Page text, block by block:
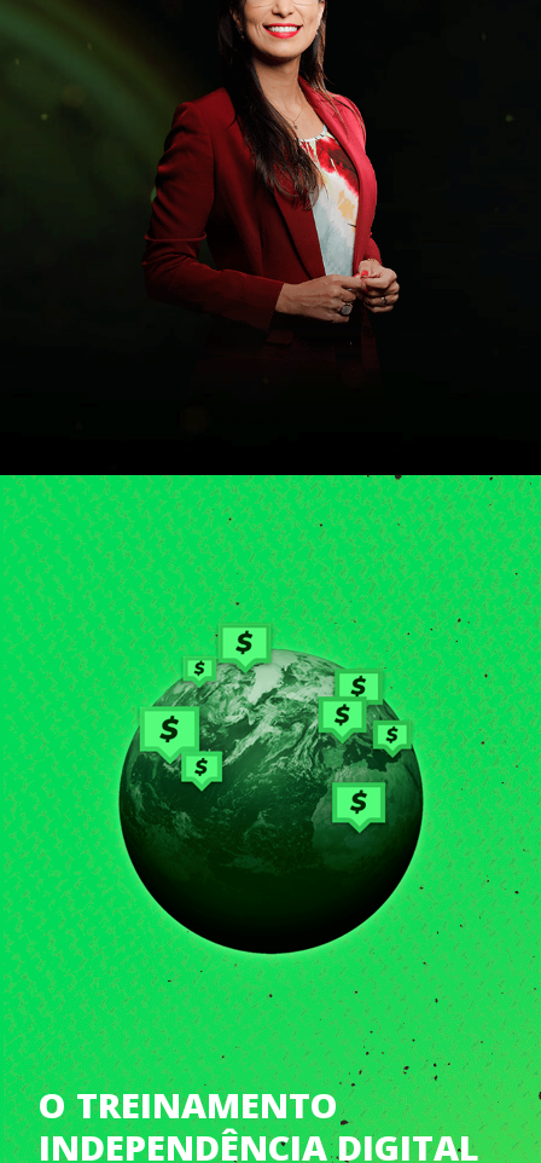
O TREINAMENTO
INDEPENDÊNCIA DIGITAL